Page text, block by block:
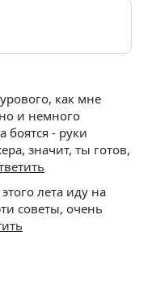
как мне
и немного
боятся - руки
значит, ты готов,
лета иду на
советы, очень